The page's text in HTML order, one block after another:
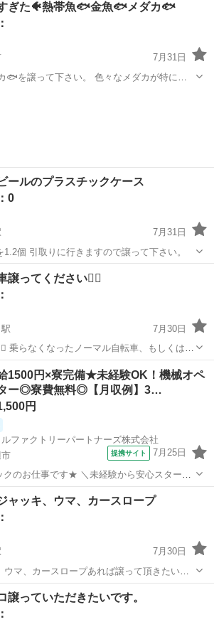
ぎた🐠熱帯魚🐟金魚🐟メダカ🐟
7月31日
🐟を譲って下さい。 色々なメダカが特にた
ールのプラスチックケース
0
7月31日
酒、ビール収納ケースを1.2個 引取りに行きますので譲って下さい。
駅 買いたい/ください
譲ってください🙇‍♀️
7月30日
電
基本的
ても引き取ります。 5000円から7000
向日駅 買いたい/ください
1500円×寮完備★未経験OK！機械オペ
ー◎寮費無料◎【月収例】3…
円
ファクトリーパートナーズ株式会社
提携サイト 7月25日
★ ＼未経験から安心スター
車載部品やレンズの製造・検査など、機械
せします。 ◎25kg程度の重量物を取り扱いま
...
工場
ャッキ、ウマ、カースロープ
7月30日
ウマ、カースロープあれば譲って頂きたいで
ます。
木津駅 買いたい/ください
譲っていただきたいです。